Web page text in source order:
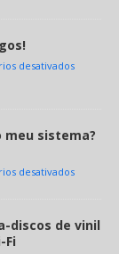
desativados
meu sistema?
desativados
discos de vinil
Fi